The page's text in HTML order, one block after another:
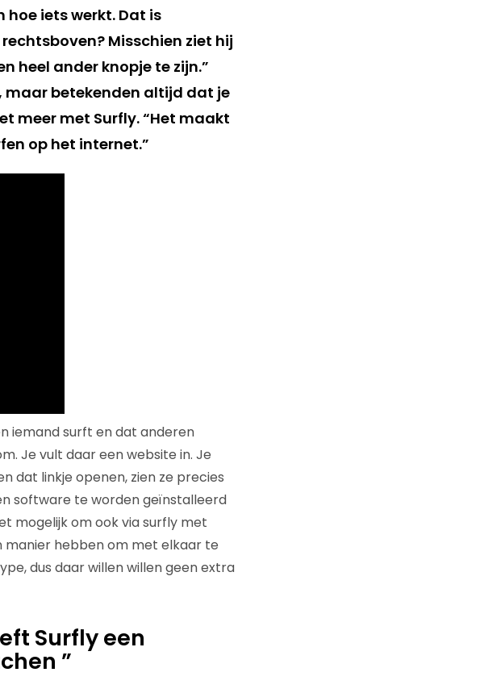
iets werkt. Dat is
Misschien ziet hij
heel ander knopje te zijn.”
maar betekenden altijd dat je
meer met Surfly. “Het maakt
op het internet.”
iemand surft en dat anderen
Je vult daar een website in. Je
dat linkje openen, zien ze precies
software te worden geïnstalleerd
mogelijk om ook via surfly met
manier hebben om met elkaar te
dus daar willen willen geen extra
Surfly een
”